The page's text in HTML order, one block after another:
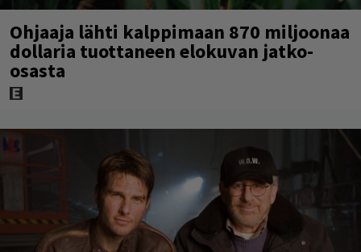
Ohjaaja lähti kalppimaan 870 miljoonaa
dollaria tuottaneen elokuvan jatko-
osasta